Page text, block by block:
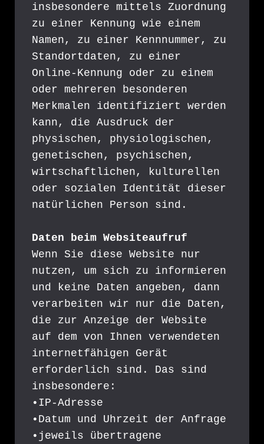
insbesondere mittels Zuordnung
zu einer Kennung wie einem
Namen, zu einer Kennnummer, zu
Standortdaten, zu einer
Online-Kennung oder zu einem
oder mehreren besonderen
Merkmalen identifiziert werden
kann, die Ausdruck der
physischen, physiologischen,
genetischen, psychischen,
wirtschaftlichen, kulturellen
oder sozialen Identität dieser
natürlichen Person sind.
Daten beim Websiteaufruf
Wenn Sie diese Website nur
nutzen, um sich zu informieren
und keine Daten angeben, dann
verarbeiten wir nur die Daten,
die zur Anzeige der Website
auf dem von Ihnen verwendeten
internetfähigen Gerät
erforderlich sind. Das sind
insbesondere:
•IP-Adresse
•Datum und Uhrzeit der Anfrage
•jeweils übertragene